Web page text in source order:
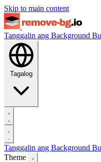
Skip to main content
Tanggalin ang Background
Tagalog
Tanggalin ang Background
Theme